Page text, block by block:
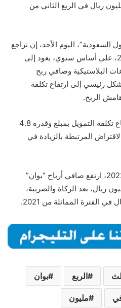
بصافي ربح نحو 44.55 مليون ريال في الربع الثاني من
السعودية”، اليوم الأحد، إن تراجع
الأرباح في الربع الثالث من 2022، على أساس سنوي، يعود إلى
البلاستيكية وصافي ربح
رئيسي إلى ارتفاع تكلفة
الربح.
وأضافت أنه يعود كذلك إلى ارتفاع تكلفة التمويل بمبلغ وقدره 4.8
المرتبطة بالزيادة في
وخلال التسعة أشهر الأولى من 2022، ارتفع صافي أرباح “بوان”
5.8% إلى نحو 133.02 مليون ريال، بعد الزكاة والضريبة،
الربع بوان
مليون